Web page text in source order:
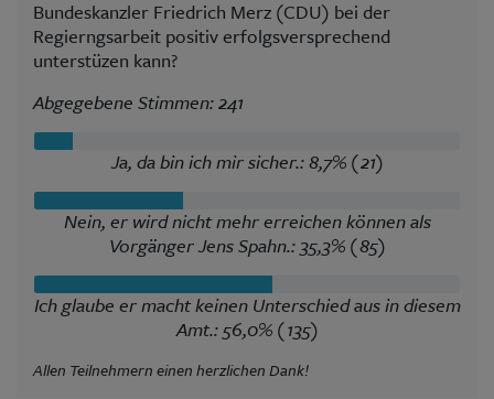
Bundeskanzler Friedrich Merz (CDU) bei der
Regierngsarbeit positiv erfolgsversprechend
unterstüzen kann?
Abgegebene Stimmen: 241
Ja, da bin ich mir sicher.: 8,7% (21)
Nein, er wird nicht mehr erreichen können als
Vorgänger Jens Spahn.: 35,3% (85)
Ich glaube er macht keinen Unterschied aus in diesem
Amt.: 56,0% (135)
Allen Teilnehmern einen herzlichen Dank!